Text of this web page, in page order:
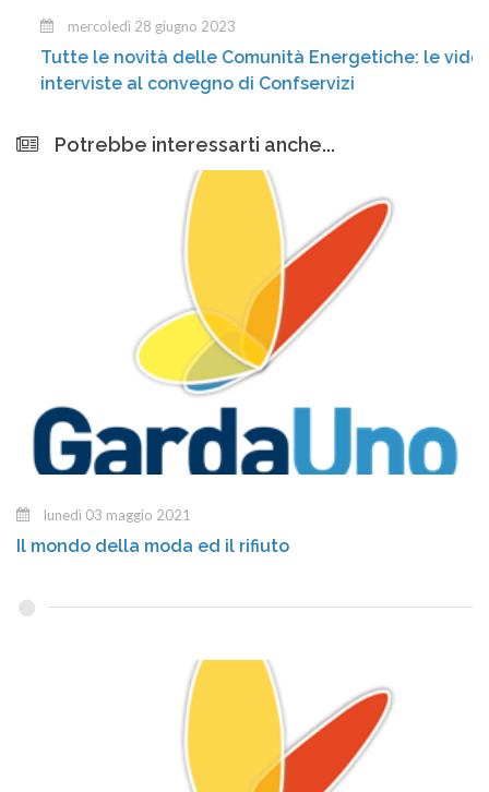
mercoledì 28 giugno 2023
Tutte le novità delle Comunità Energetiche: le video
interviste al convegno di Confservizi
Potrebbe interessarti anche...
lunedì 03 maggio 2021
Il mondo della moda ed il rifiuto